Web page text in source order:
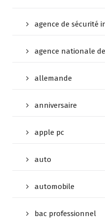
agence de sécurité
agence nationale
allemande
anniversaire
apple pc
auto
automobile
bac professionnel